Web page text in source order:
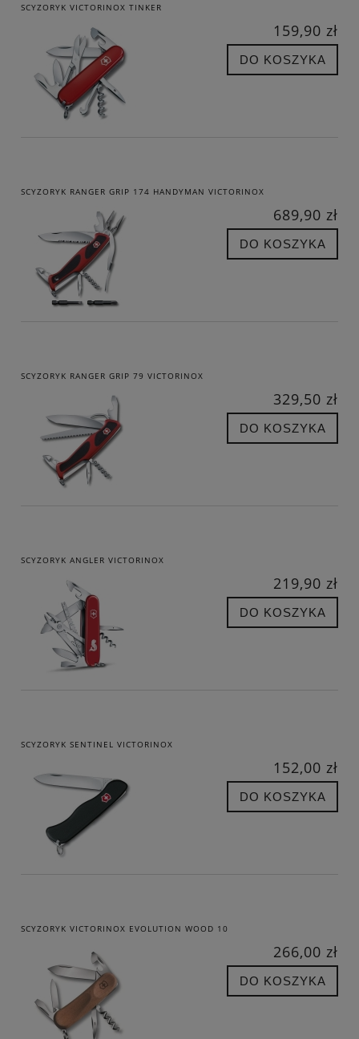
SCYZORYK VICTORINOX TINKER
159,90 zł
DO KOSZYKA
SCYZORYK RANGER GRIP 174 HANDYMAN VICTORINOX
689,90 zł
DO KOSZYKA
SCYZORYK RANGER GRIP 79 VICTORINOX
329,50 zł
DO KOSZYKA
SCYZORYK ANGLER VICTORINOX
219,90 zł
DO KOSZYKA
SCYZORYK SENTINEL VICTORINOX
152,00 zł
DO KOSZYKA
SCYZORYK VICTORINOX EVOLUTION WOOD 10
266,00 zł
DO KOSZYKA